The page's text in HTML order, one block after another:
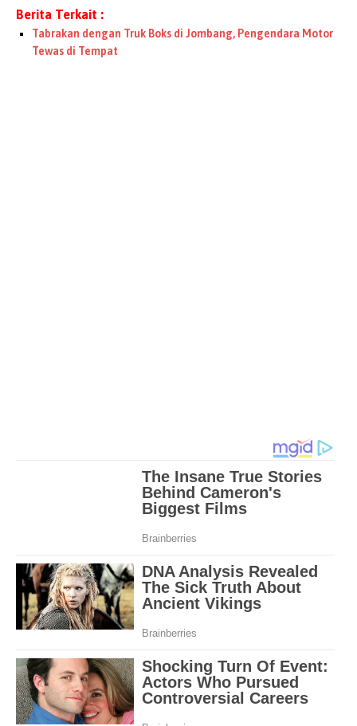
Berita Terkait :
Tabrakan dengan Truk Boks di Jombang, Pengendara Motor
Tewas di Tempat